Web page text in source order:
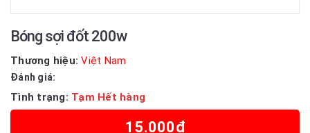
Bóng sợi đốt 200w
Thương hiệu: Việt Nam
Đánh giá:
Tình trạng: Tạm Hết hàng
15.000₫